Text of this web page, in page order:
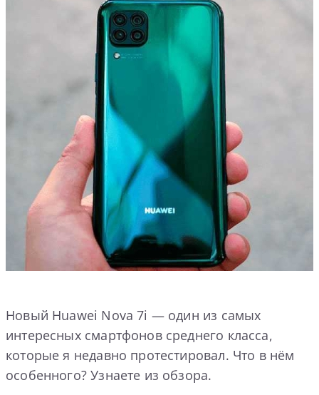
Новый Huawei Nova 7i — один из самых
интересных смартфонов среднего класса,
которые я недавно протестировал. Что в нём
особенного? Узнаете из обзора.